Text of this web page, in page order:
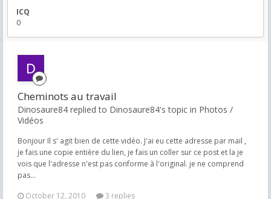
ICQ
0
Cheminots au travail
Dinosaure84 replied to Dinosaure84's topic in Photos /
Vidéos
Bonjour Il s' agit bien de cette vidéo. J'ai eu cette adresse par mail ,
je fais une copie entière du lien, je fais un coller sur ce post et la je
vois que l'adresse n'est pas conforme à l'original. je ne comprend
pas...
October 12, 2010
3 replies